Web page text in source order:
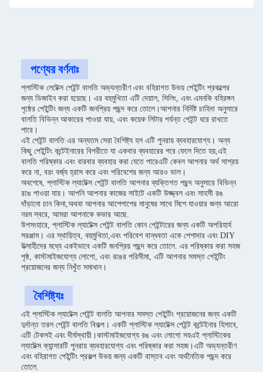
পণ্যের বর্ণনাঃ
প্লাস্টিক লেটেক্স পেইন্ট বালতি অভ্যন্তরীণ এবং বহিরাগত উভয় পেইন্টিং প্রকল্পের
জন্য ডিজাইন করা হয়েছে। এর বহুমুখিতা এটি দেয়াল, সিলিং, এবং এমনকি বহিরঙ্গন
পৃষ্ঠের পেইন্টিং জন্য একটি জনপ্রিয় পছন্দ করে তোলে।আপনার নির্দিষ্ট চাহিদা অনুসারে
বালতি বিভিন্ন আকারের পাওয়া যায়, এবং কয়েক লিটার পর্যন্ত পেইন্ট ধরে রাখতে
পারে।
এই পেইন্ট বালতি এর অন্যতম সেরা বৈশিষ্ট্য হল এটি পুনরায় ব্যবহারযোগ্য। অন্য
কিছু পেইন্টিং কন্টেইনারের বিপরীতে যা একবার ব্যবহারের পরে ফেলে দিতে হয়,এই
বালতি পরিষ্কার এবং বারবার ব্যবহার করা যেতে পারেএটি কেবল আপনার অর্থ সাশ্রয়
করে না, বরং বর্জ্য হ্রাস করে এবং পরিবেশের জন্য আরও ভাল।
অবশেষে, প্লাস্টিক ল্যাটেক্স পেইন্ট বালতি আপনার ব্যক্তিগত পছন্দ অনুসারে বিভিন্ন
রঙে পাওয়া যায়। আপনি আপনার কাজের সাইটে একটি উজ্জ্বল এবং সাহসী রঙ
দাঁড়ানো চান কিনা,অথবা আপনার আশেপাশের মানুষের সাথে মিশে যাওয়ার জন্য আরো
নরম স্বরে, আমরা আপনাকে কভার আছে.
উপসংহারে, প্লাস্টিক ল্যাটেক্স পেইন্ট বালতি কোন পেইন্টারের জন্য একটি অপরিহার্য
সরঞ্জাম। এর স্থায়িত্ব, বহুমুখিতা,এবং পরিবেশ বান্ধবতা একে পেশাদার এবং DIY
উত্সাহীদের মধ্যে একইভাবে একটি জনপ্রিয় পছন্দ করে তোলে. এর পরিষ্কার করা সহজ
পৃষ্ঠ, কাস্টমাইজযোগ্য লোগো, এবং রঙের পরিসীমা, এটি আপনার সমস্ত পেইন্টিং
প্রয়োজনের জন্য নিখুঁত সমাধান।
বৈশিষ্ট্যঃ
এই প্লাস্টিক ল্যাটেক্স পেইন্ট বালতি আপনার সমস্ত পেইন্টিং প্রয়োজনের জন্য একটি
দুর্দান্ত তরল পেইন্ট বালতি বিকল্প। একটি প্লাস্টিক ল্যাটেক্স পেইন্ট কন্টেইনার হিসাবে,
এটি টেকসই এবং দীর্ঘস্থায়ী।কাস্টমাইজযোগ্য রঙ এবং লোগো সহএই প্লাস্টিকের
ল্যাটেক্স ক্যান্সারটি পুনরায় ব্যবহারযোগ্য এবং পরিষ্কার করা সহজ।এটি অভ্যন্তরীণ
এবং বহিরাগত পেইন্টিং প্রকল্প উভয় জন্য একটি বাস্তব এবং অর্থনৈতিক পছন্দ করে
তোলে.